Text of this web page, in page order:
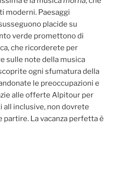
moderni. Paesaggi
placide su
verde promettono di
che ricorderete per
sulle note della musica
ogni sfumatura della
le preoccupazioni e
alle offerte Alpitour per
all inclusive, non dovrete
La vacanza perfetta è